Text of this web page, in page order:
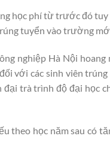
học phí từ trước đó
tuyển vào trường
nghiệp Hà Nội
với các sinh viên
trà trình độ đại học
theo học năm sau có